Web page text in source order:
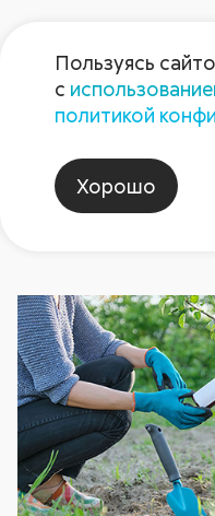
Пользуясь
с
политикой
Хорошо